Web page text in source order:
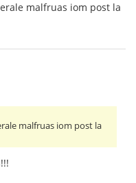
malfruas iom post la
malfruas iom post la